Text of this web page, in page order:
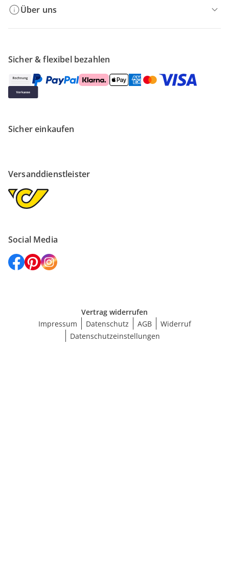
Über uns
Sicher & flexibel bezahlen
Sicher einkaufen
Versanddienstleister
Social Media
Vertrag widerrufen
Impressum
Datenschutz AGB
Widerruf
Datenschutzeinstellungen